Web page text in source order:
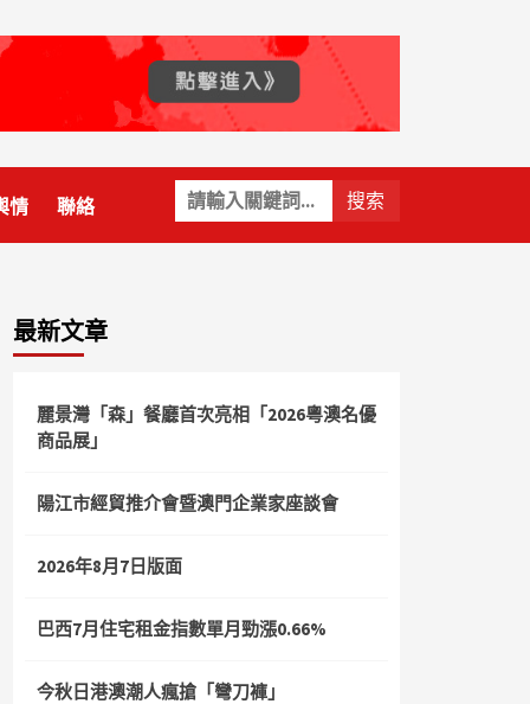
關
鍵
字:
情 聯絡
最新文章
麗景灣「森」餐廳首次亮相「2026粵澳名優
商品展」
陽江市經貿推介會暨澳門企業家座談會
2026年8月7日版面
巴西7月住宅租金指數單月勁漲0.66%
今秋日港澳潮人瘋搶「彎刀褲」